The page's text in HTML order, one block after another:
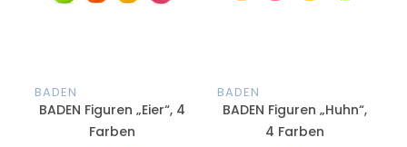
BADEN
BADEN Figuren „Eier“, 4
Farben
BADEN
BADEN Figuren „Huhn“,
4 Farben